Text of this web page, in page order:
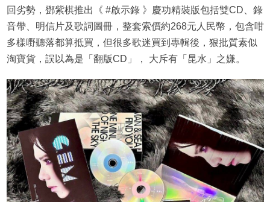
回劣勢，鄧紫棋推出《 #啟示錄 》慶功精裝版包括雙CD、錄
音帶、明信片及歌詞圖冊，整套索價約268元人民幣，包含咁
多樣嘢聽落都算抵買，但很多歌迷買到專輯後，狠批質素似
淘寶貨，誤以為是「翻版CD」， 大斥有「昆水」之嫌。